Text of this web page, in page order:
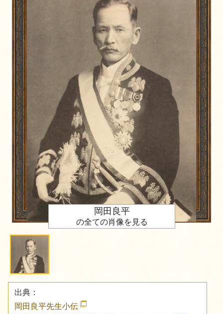
岡田良平
の全ての肖像を見る
出典：
岡田良平先生小伝